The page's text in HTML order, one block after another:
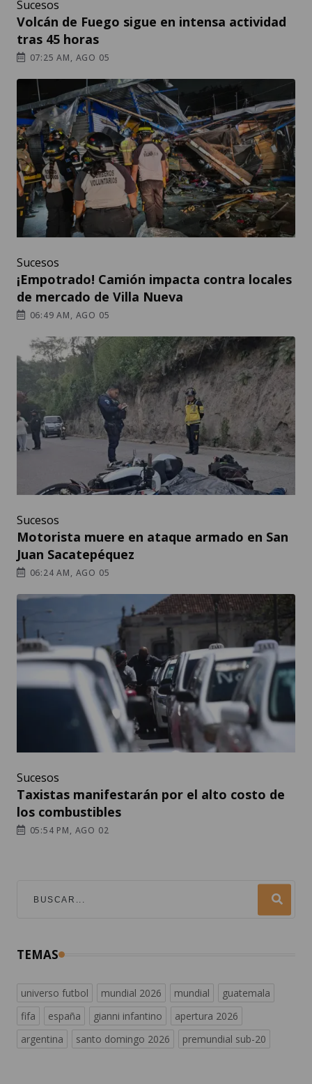
Sucesos
Volcán de Fuego sigue en intensa actividad
tras 45 horas
07:25 AM, AGO 05
Sucesos
¡Empotrado! Camión impacta contra locales
de mercado de Villa Nueva
06:49 AM, AGO 05
Sucesos
Motorista muere en ataque armado en San
Juan Sacatepéquez
06:24 AM, AGO 05
Sucesos
Taxistas manifestarán por el alto costo de
los combustibles
05:54 PM, AGO 02
TEMAS
universo futbol mundial 2026 mundial
guatemala
fifa
españa gianni infantino
apertura 2026
argentina
santo domingo 2026 premundial sub-20